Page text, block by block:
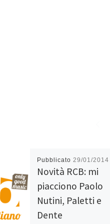
Pubblicato 29/01/2014
Novità RCB: mi
piacciono Paolo
Nutini, Paletti e
Dente